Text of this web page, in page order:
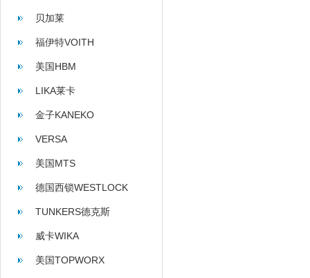
贝加莱
福伊特VOITH
美国HBM
LIKA莱卡
金子KANEKO
VERSA
美国MTS
德国西锁WESTLOCK
TUNKERS德克斯
威卡WIKA
美国TOPWORX